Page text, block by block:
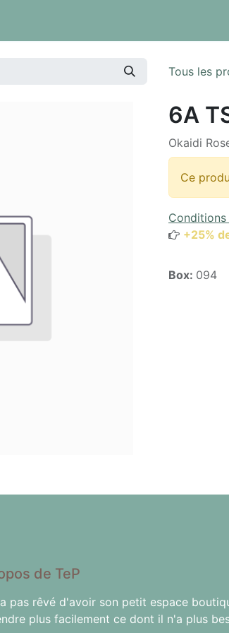
Tous les
6A
Okaidi
Ce
+25%
Box: 094
de TeP
pas rêvé d'avoir son petit espace
plus facilement ce dont il n'a plus